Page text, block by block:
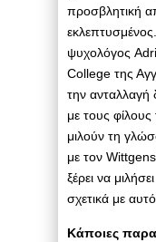
προσβλητική
ψυχολόγος
College της
την ανταλλαγή
με τους
μιλούν τη
με τον
ξέρει να
σχετικά με
Κάποιες